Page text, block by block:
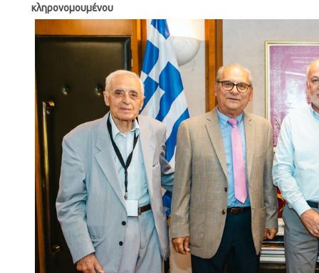
κληρονομουμένου